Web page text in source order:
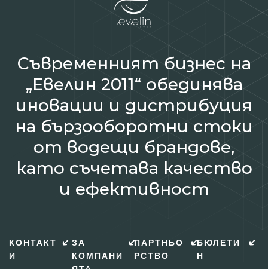
Съвременният бизнес на
„Евелин 2011“ обединява
иновации и дистрибуция
на бързооборотни стоки
от водещи брандове,
като съчетава качество
и ефективност
КОНТАКТ
И
ЗА
КОМПАНИ
ПАРТНЬО
РСТВО
БЮЛЕТИ
Н